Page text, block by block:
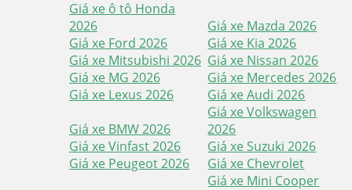
Giá xe ô tô Honda
2026
Giá xe Mazda 2026
Giá xe Ford 2026
Giá xe Kia 2026
Giá xe Mitsubishi 2026 Giá xe Nissan 2026
Giá xe MG 2026
Giá xe Mercedes 2026
Giá xe Lexus 2026
Giá xe Audi 2026
Giá xe BMW 2026
Giá xe Volkswagen
2026
Giá xe Vinfast 2026
Giá xe Suzuki 2026
Giá xe Peugeot 2026
Giá xe Chevrolet
Giá xe Mini Cooper